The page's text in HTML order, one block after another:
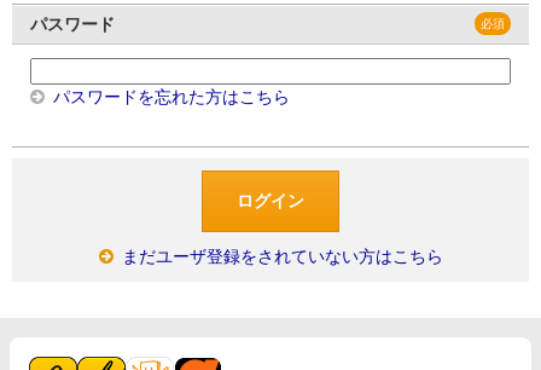
パスワード
パスワードを忘れた方はこちら
まだユーザ登録をされていない方はこちら